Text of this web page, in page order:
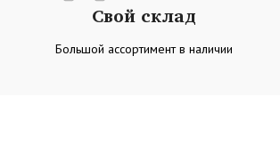
Свой склад
Большой ассортимент в наличии